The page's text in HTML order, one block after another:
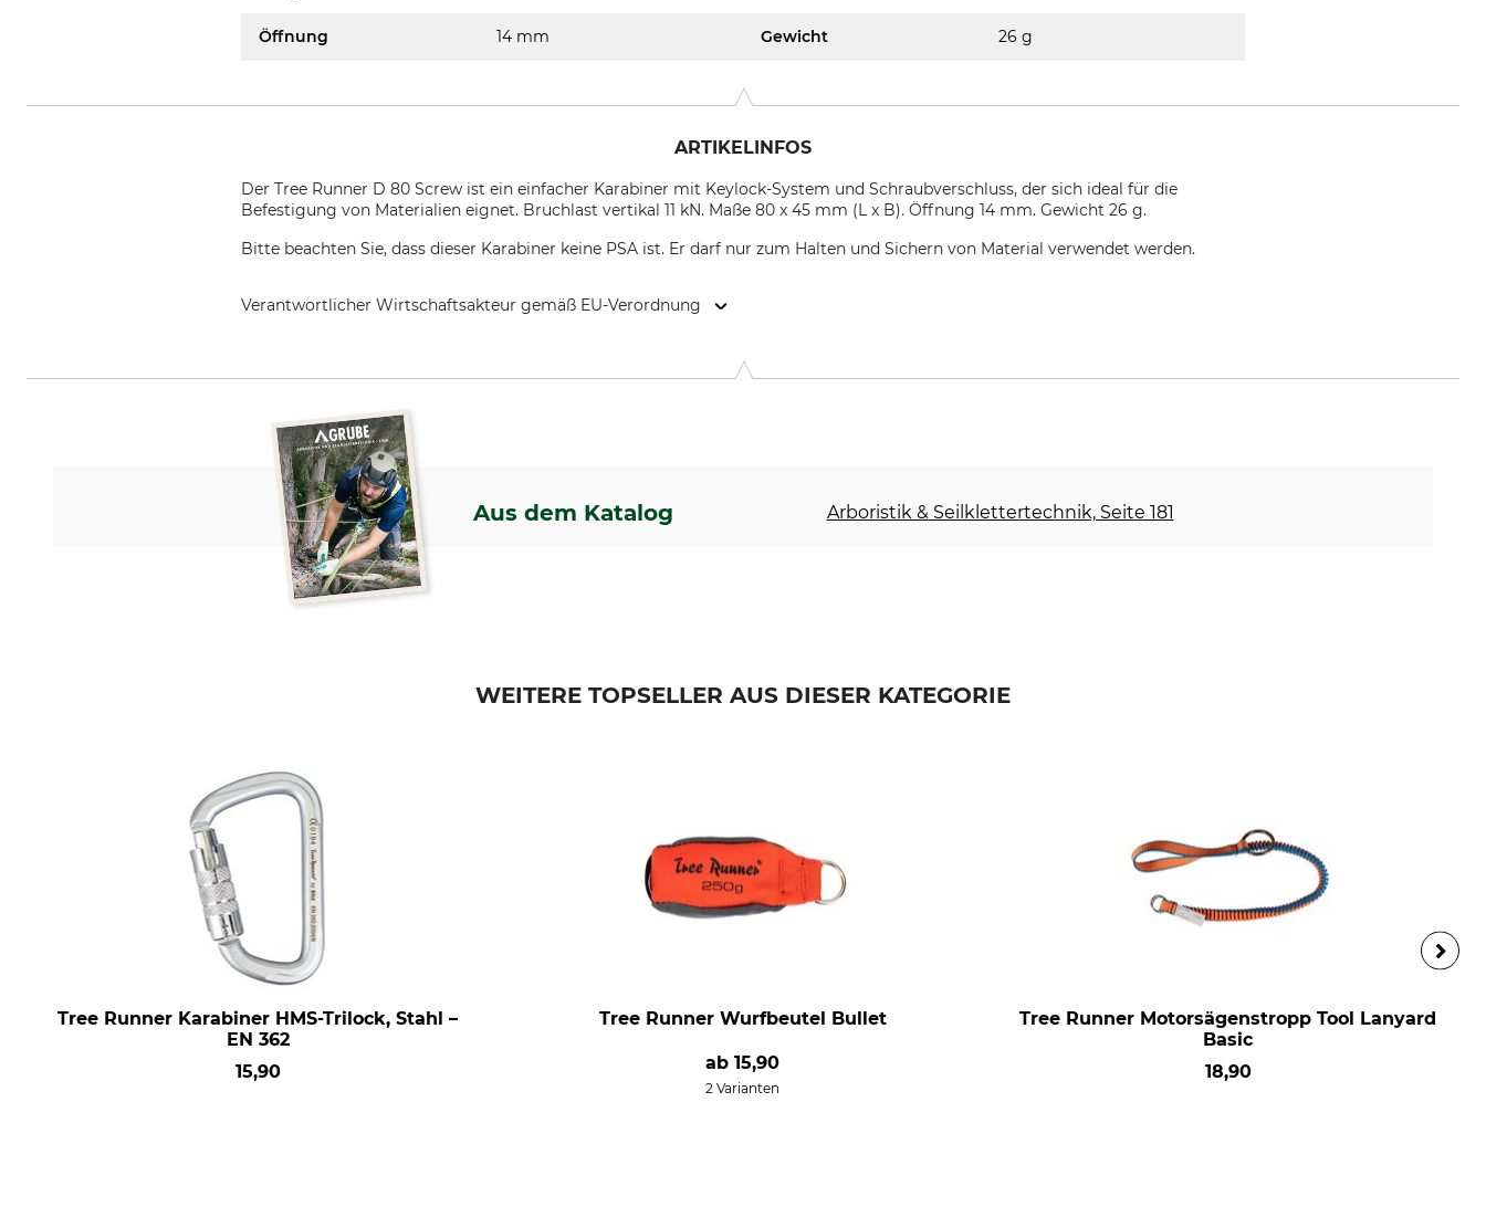
Öffnung 14 mm Gewicht 26 g
ARTIKELINFOS
Der Tree Runner D 80 Screw ist ein einfacher Karabiner mit Keylock-System und Schraubverschluss, der sich ideal für die
Befestigung von Materialien eignet. Bruchlast vertikal 11 kN. Maße 80 x 45 mm (L x B). Öffnung 14 mm. Gewicht 26 g.
Bitte beachten Sie, dass dieser Karabiner keine PSA ist. Er darf nur zum Halten und Sichern von Material verwendet werden.
Verantwortlicher Wirtschaftsakteur gemäß EU-Verordnung
Aus dem Katalog Arboristik & Seilklettertechnik, Seite 181
WEITERE TOPSELLER AUS DIESER KATEGORIE
Tree Runner Karabiner HMS-Trilock, Stahl –
EN 362
15,90
Tree Runner Wurfbeutel Bullet
ab15,90
2 Varianten
Tree Runner Motorsägenstropp Tool Lanyard
Basic
18,90